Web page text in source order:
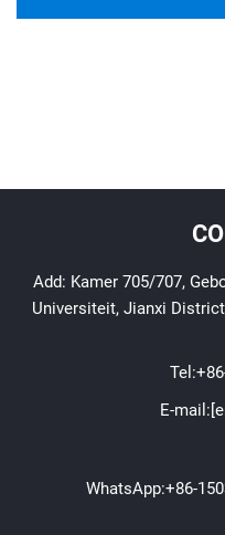
Add: Kamer 705/707,
Universiteit, Jianxi
Tel:
E-mail:
WhatsApp:+86-